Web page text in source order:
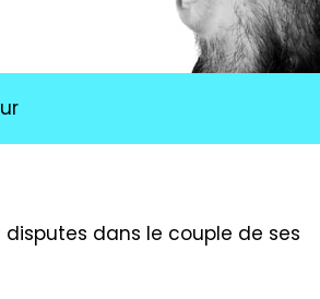
dans le couple de ses